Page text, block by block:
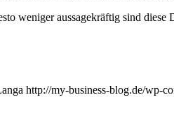
weniger aussagekräftig sind
http://my-business-blog.de/wp-